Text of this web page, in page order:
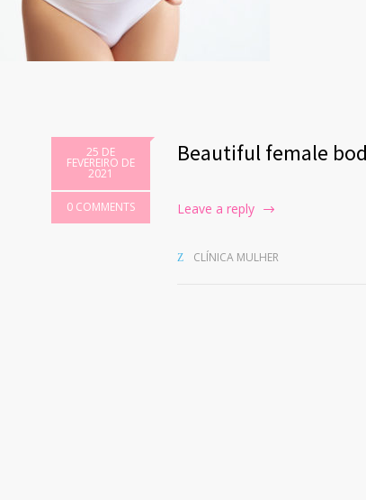
25 DE
FEVEREIRO DE
2021
0 COMMENTS
Beautiful female
Leave a reply
CLÍNICA MULHER